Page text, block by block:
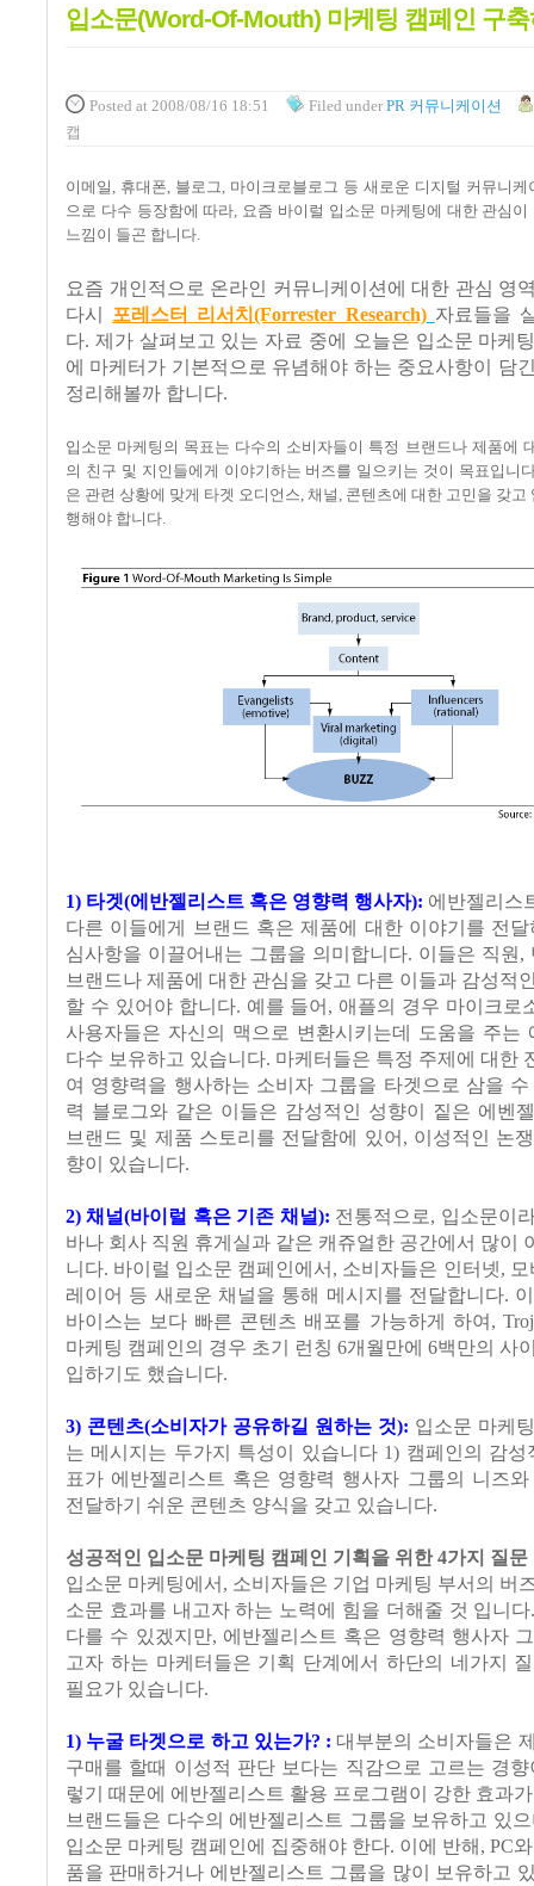
입소문(Word-Of-Mouth) 마케팅 캠페인 구
Posted at 2008/08/16 18:51 Filed under PR 커뮤니케이션
캡
이메일, 휴대폰, 블로그, 마이크로블로그 등 새로운 디지털 커뮤니
으로 다수 등장함에 따라, 요즘 바이럴 입소문 마케팅에 대한 관심
느낌이 들곤 합니다.
요즘 개인적으로 온라인 커뮤니케이션에 대한 관심 영
다시 포레스터 리서치(Forrester Research) 자료들을
다. 제가 살펴보고 있는 자료 중에 오늘은 입소문 마케
에 마케터가 기본적으로 유념해야 하는 중요사항이 담
정리해볼까 합니다.
입소문 마케팅의 목표는 다수의 소비자들이 특정 브랜드나 제품에
의 친구 및 지인들에게 이야기하는 버즈를 일으키는 것이 목표입니
은 관련 상황에 맞게 타겟 오디언스, 채널, 콘텐츠에 대한 고민을 갖고
행해야 합니다.
1) 타겟(에반젤리스트 혹은 영향력 행사자): 에반젤리스
다른 이들에게 브랜드 혹은 제품에 대한 이야기를 전
심사항을 이끌어내는 그룹을 의미합니다. 이들은 직원,
브랜드나 제품에 대한 관심을 갖고 다른 이들과 감성적
할 수 있어야 합니다. 예를 들어, 애플의 경우 마이크로
사용자들은 자신의 맥으로 변환시키는데 도움을 주는
다수 보유하고 있습니다. 마케터들은 특정 주제에 대한
여 영향력을 행사하는 소비자 그룹을 타겟으로 삼을
력 블로그와 같은 이들은 감성적인 성향이 짙은 에벤
브랜드 및 제품 스토리를 전달함에 있어, 이성적인 논
향이 있습니다.
2) 채널(바이럴 혹은 기존 채널): 전통적으로, 입소문이
바나 회사 직원 휴게실과 같은 캐쥬얼한 공간에서 많이
니다. 바이럴 입소문 캠페인에서, 소비자들은 인터넷, 모
레이어 등 새로운 채널을 통해 메시지를 전달합니다.
바이스는 보다 빠른 콘텐츠 배포를 가능하게 하여,
마케팅 캠페인의 경우 초기 런칭 6개월만에 6백만의 사
입하기도 했습니다.
3) 콘텐츠(소비자가 공유하길 원하는 것): 입소문 마케
는 메시지는 두가지 특성이 있습니다 1) 캠페인의 감
표가 에반젤리스트 혹은 영향력 행사자 그룹의 니즈
전달하기 쉬운 콘텐츠 양식을 갖고 있습니다.
성공적인 입소문 마케팅 캠페인 기획을 위한 4가지 질문
입소문 마케팅에서, 소비자들은 기업 마케팅 부서의 버
소문 효과를 내고자 하는 노력에 힘을 더해줄 것 입니
다를 수 있겠지만, 에반젤리스트 혹은 영향력 행사자
고자 하는 마케터들은 기획 단계에서 하단의 네가지
필요가 있습니다.
1) 누굴 타겟으로 하고 있는가? : 대부분의 소비자들은
구매를 할때 이성적 판단 보다는 직감으로 고르는 경
렇기 때문에 에반젤리스트 활용 프로그램이 강한 효과
브랜드들은 다수의 에반젤리스트 그룹을 보유하고 있
입소문 마케팅 캠페인에 집중해야 한다. 이에 반해, PC
품을 판매하거나 에반젤리스트 그룹을 많이 보유하고